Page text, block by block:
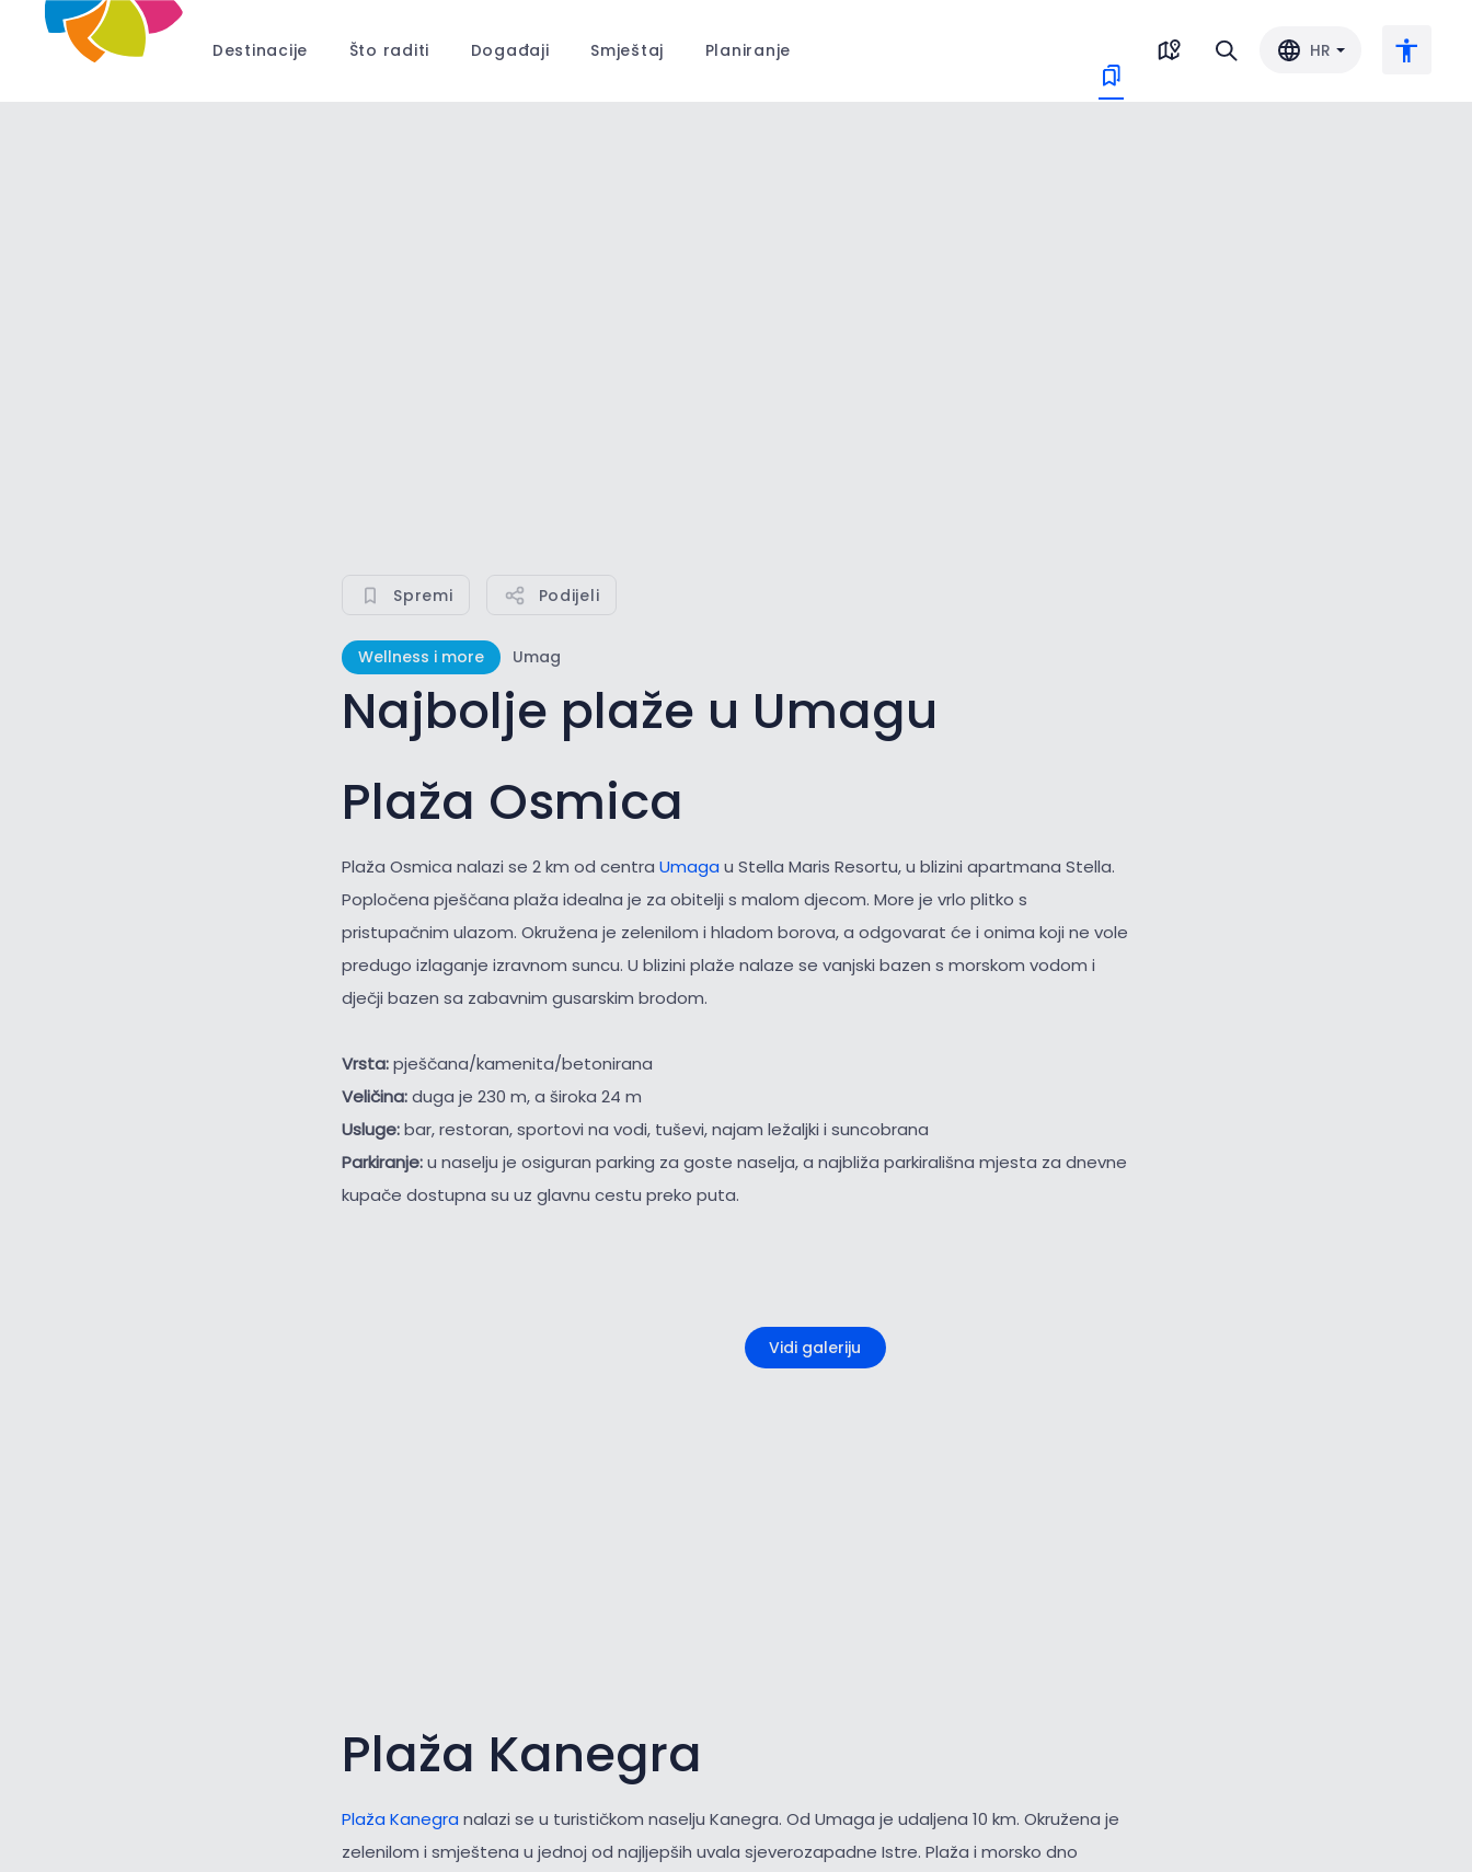
Destinacije Što raditi Događaji Smještaj Planiranje HR
Spremi Podijeli
Wellness i more Umag
Najbolje plaže u Umagu
Plaža Osmica
Plaža Osmica nalazi se 2 km od centra Umaga u Stella Maris Resortu, u blizini apartmana Stella.
Popločena pješčana plaža idealna je za obitelji s malom djecom. More je vrlo plitko s
pristupačnim ulazom. Okružena je zelenilom i hladom borova, a odgovarat će i onima koji ne vole
predugo izlaganje izravnom suncu. U blizini plaže nalaze se vanjski bazen s morskom vodom i
dječji bazen sa zabavnim gusarskim brodom.
Vrsta:pješčana/kamenita/betonirana
Veličina:duga je 230 m, a široka 24 m
Usluge:bar, restoran, sportovi na vodi, tuševi, najam ležaljki i suncobrana
Parkiranje:u naselju je osiguran parking za goste naselja, a najbliža parkirališna mjesta za dnevne
kupače dostupna su uz glavnu cestu preko puta.
Vidi galeriju
Plaža Kanegra
Plaža Kanegra nalazi se u turističkom naselju Kanegra. Od Umaga je udaljena 10 km. Okružena je
zelenilom i smještena u jednoj od najljepših uvala sjeverozapadne Istre. Plaža i morsko dno